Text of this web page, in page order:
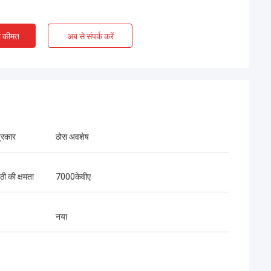
सहयोग को दर्शाते
कीमत अब से संपर्क करें
ठोस अवशेष
की क्षमता 7000केवीए
नया